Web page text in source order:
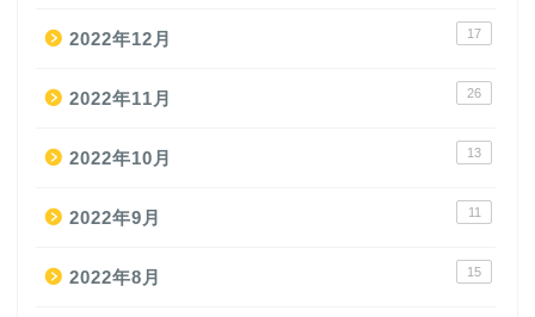
2022年12月 17
2022年11月 26
2022年10月 13
2022年9月 11
2022年8月 15